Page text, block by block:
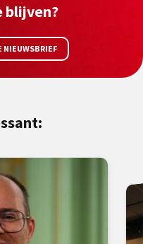
blijven?
NIEUWSBRIEF